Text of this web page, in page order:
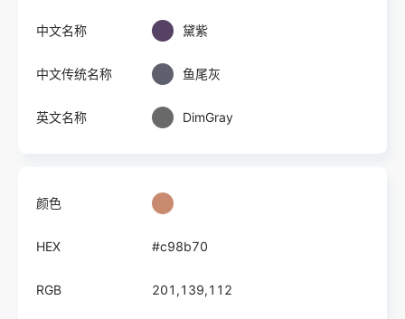
中文名称 黛紫
中文传统名称 鱼尾灰
英文名称 DimGray
颜色
HEX #c98b70
RGB 201,139,112